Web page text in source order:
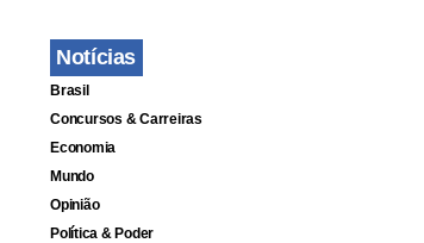
Notícias
Brasil
Concursos & Carreiras
Economia
Mundo
Opinião
Política & Poder